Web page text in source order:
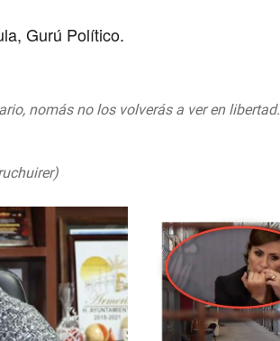
Gurú Político.
nomás no los volverás a ver en libertad.